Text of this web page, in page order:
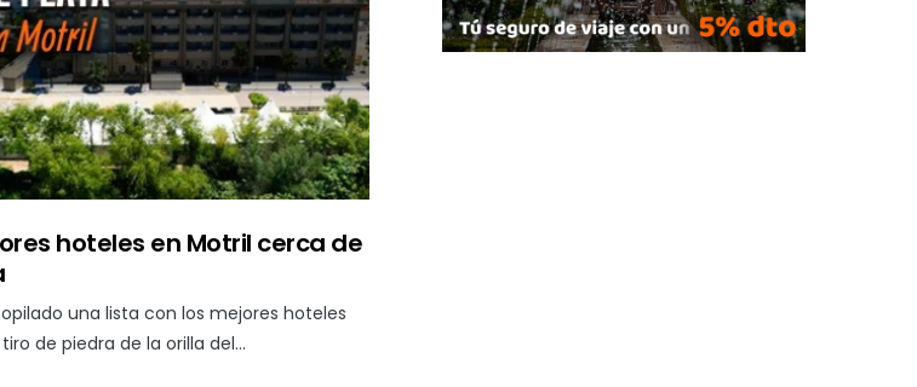
hoteles en Motril cerca de
una lista con los mejores hoteles
de piedra de la orilla del…